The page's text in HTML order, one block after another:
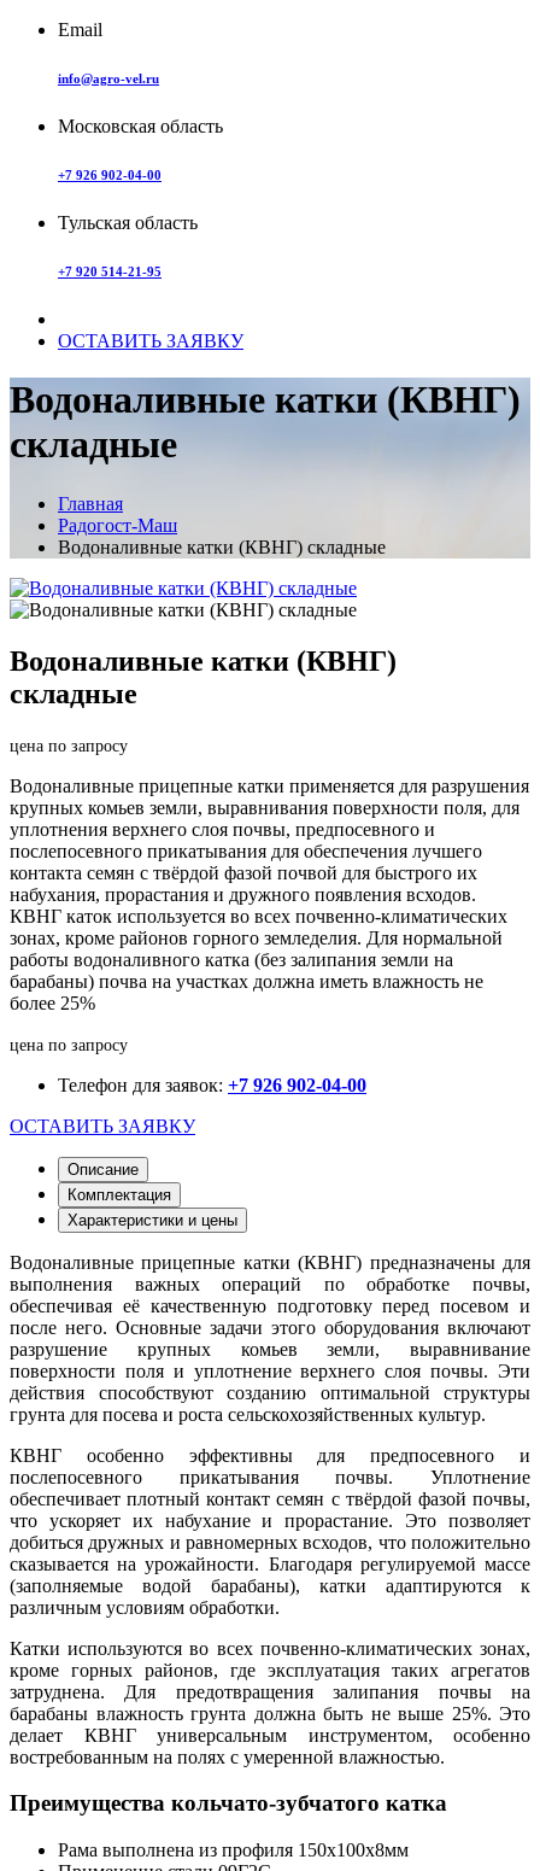
Email
info@agro-vel.ru
Московская область
+7 926 902-04-00
Тульская область
+7 920 514-21-95
ОСТАВИТЬ ЗАЯВКУ
Водоналивные катки (КВНГ)
складные
Главная
Радогост-Маш
Водоналивные катки (КВНГ) складные
Водоналивные катки (КВНГ)
складные
цена по запросу
Водоналивные прицепные катки применяется для разрушения
крупных комьев земли, выравнивания поверхности поля, для
уплотнения верхнего слоя почвы, предпосевного и
послепосевного прикатывания для обеспечения лучшего
контакта семян с твёрдой фазой почвой для быстрого их
набухания, прорастания и дружного появления всходов.
КВНГ каток используется во всех почвенно-климатических
зонах, кроме районов горного земледелия. Для нормальной
работы водоналивного катка (без залипания земли на
барабаны) почва на участках должна иметь влажность не
более 25%
цена по запросу
Телефон для заявок: +7 926 902-04-00
ОСТАВИТЬ ЗАЯВКУ
Описание
Комплектация
Характеристики и цены
Водоналивные прицепные катки (КВНГ) предназначены для
выполнения важных операций по обработке почвы,
обеспечивая её качественную подготовку перед посевом и
после него. Основные задачи этого оборудования включают
разрушение крупных комьев земли, выравнивание
поверхности поля и уплотнение верхнего слоя почвы. Эти
действия способствуют созданию оптимальной структуры
грунта для посева и роста сельскохозяйственных культур.
КВНГ особенно эффективны для предпосевного и
послепосевного прикатывания почвы. Уплотнение
обеспечивает плотный контакт семян с твёрдой фазой почвы,
что ускоряет их набухание и прорастание. Это позволяет
добиться дружных и равномерных всходов, что положительно
сказывается на урожайности. Благодаря регулируемой массе
(заполняемые водой барабаны), катки адаптируются к
различным условиям обработки.
Катки используются во всех почвенно-климатических зонах,
кроме горных районов, где эксплуатация таких агрегатов
затруднена. Для предотвращения залипания почвы на
барабаны влажность грунта должна быть не выше 25%. Это
делает КВНГ универсальным инструментом, особенно
востребованным на полях с умеренной влажностью.
Преимущества кольчато-зубчатого катка
Рама выполнена из профиля 150х100х8мм